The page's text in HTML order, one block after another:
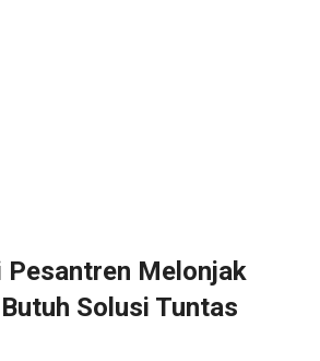
Pesantren Melonjak
Solusi Tuntas